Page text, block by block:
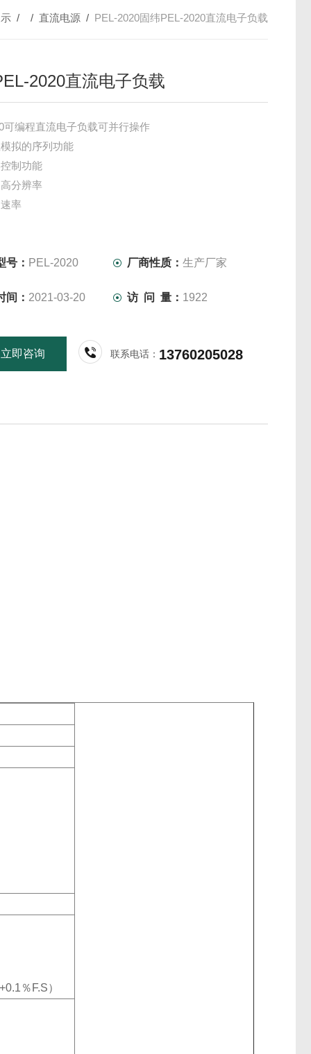
/ / 直流电源 / PEL-2020固纬PEL-2020直流电子负载
2020直流电子负载
可编程直流电子负载可并行操作
拟的序列功能
制功能
分辨率
率
号： PEL-2020 厂商性质：生产厂家
间： 2021-03-20 访 问 量： 1922
立即咨询 联系电话： 13760205028
％F.S）